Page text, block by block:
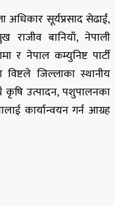
सूर्यप्रसाद सेढाईं,
राजीव बानियाँ, नेपाली
र नेपाल कम्युनिष्ट पार्टी
जिल्लाका स्थानीय
कृषि उत्पादन, पशुपालनका
कार्यान्वयन गर्न आग्रह